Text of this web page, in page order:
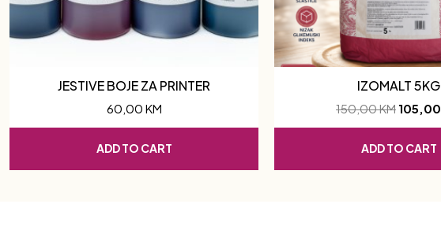
JESTIVE BOJE ZA PRINTER
60,00 KM
ADD TO CART
IZOMALT 5KG
150,00KM 105,00
ADD TO CART